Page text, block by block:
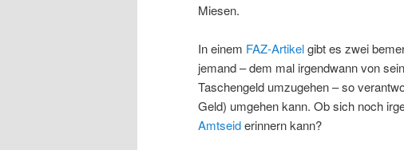
Miesen.
In einem FAZ-Artikelgibt es zwei
jemand – dem mal irgendwann von
Taschengeld umzugehen – so
Geld) umgehen kann. Ob sich noch
Amtseiderinnern kann?